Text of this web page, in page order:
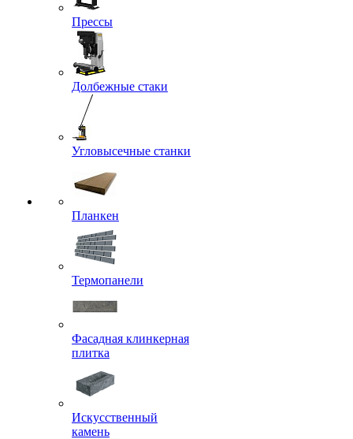
Прессы
Долбежные стаки
Угловысечные станки
Планкен
Термопанели
Фасадная клинкерная
плитка
Искусственный
камень